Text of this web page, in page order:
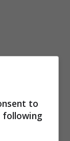
la
la
brutto
Ma
to
following